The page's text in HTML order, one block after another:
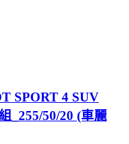
SPORT 4 SUV
_255/50/20 (車麗